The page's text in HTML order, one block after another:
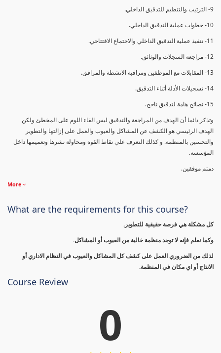
9- الترتيب والتنظيم للتدقيق الداخلي.
10- خطوات عملية التدقيق الداخلي.
11- تنفيذ عملية التدقيق الداخلي والاجتماع الافتتاحي.
12- مراجعة السجلات والوثائق.
13- المقابلات مع الموظفين ومراقبة الانشطة والمرافق.
14- تسجيلات الأدلة أثناء التدقيق.
15- نصائح هامة لتدقيق ناجح.
وتذكر دائما أن الهدف من المراجعة والتدقيق ليس القاء اللوم على المخطئ ولكن
الهدف الرئيسي هو الكشف عن المشاكل والعيوب والعمل على إزالتها والتطوير
والتحسين بالمنظمة. و كذلك التعرف علي نقاط القوة ومحاولة نشرها وتعميمها داخل
المؤسسة.
دمتم موفقين.
More
What are the requirements for this course?
كل مشكلة هي فرصة حقيقية للتطوير.
وكما نعلم فإنه لا توجد منظمة خالية من العيوب أو المشاكل.
لذلك من الضروري العمل على كشف كل المشاكل والعيوب في النظام الاداري أو
الانتاج أو اي مكان في المنظمة.
Course Review
0